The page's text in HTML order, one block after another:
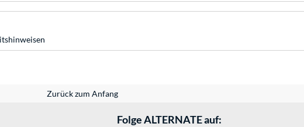
Zurück zum Anfang
Folge ALTERNATE auf: